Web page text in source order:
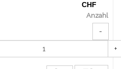
CHF
Anzahl
-
+